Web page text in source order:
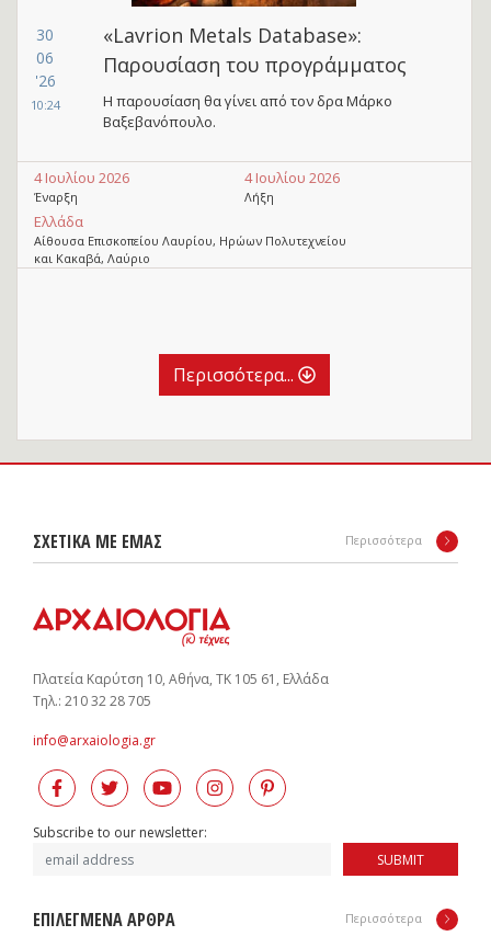
30
06
'26
10:24
«Lavrion Metals Database»:
Παρουσίαση του προγράμματος
Η παρουσίαση θα γίνει από τον δρα Μάρκο
Βαξεβανόπουλο.
4 Ιουλίου 2026
Έναρξη
4 Ιουλίου 2026
Λήξη
Ελλάδα
Αίθουσα Επισκοπείου Λαυρίου, Ηρώων Πολυτεχνείου
και Κακαβά, Λαύριο
Περισσότερα...
ΣΧΕΤΙΚΑ ΜΕ ΕΜΑΣ Περισσότερα
Πλατεία Καρύτση 10, Αθήνα, ΤΚ 105 61, Ελλάδα
Tηλ.: 210 32 28 705
info@arxaiologia.gr
Subscribe to our newsletter:
SUBMIT
ΕΠΙΛΕΓΜΕΝΑ ΑΡΘΡΑ Περισσότερα